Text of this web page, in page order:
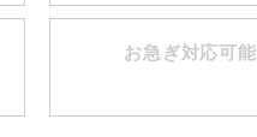
お急ぎ対応可能